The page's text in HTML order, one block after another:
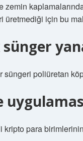
zemin
üretmediği için bu
süngeri poliüretan
kripto para